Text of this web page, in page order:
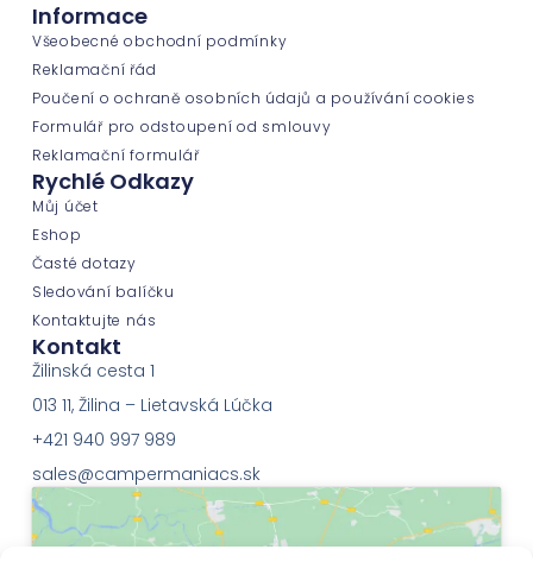
Informace
Všeobecné obchodní podmínky
Reklamační řád
Poučení o ochraně osobních údajů a používání cookies
Formulář pro odstoupení od smlouvy
Reklamační formulář
Rychlé Odkazy
Můj účet
Eshop
Časté dotazy
Sledování balíčku
Kontaktujte nás
Kontakt
Žilinská cesta 1
013 11, Žilina – Lietavská Lúčka
+421 940 997 989
sales@campermaniacs.sk